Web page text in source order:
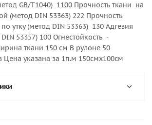
GB/T1040) 1100 Прочность ткани на
(метод DIN 53363) 222 Прочность
утку (метод DIN 53363) 130 Адгезия
53357) 100 Огнестойкость -
ткани 150 см В рулоне 50
указана за 1п.м 150смx100см